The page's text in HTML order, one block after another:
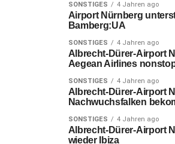
SONSTIGES 4 Jahren ago
Airport Nürnberg
Bamberg:UA
SONSTIGES 4 Jahren ago
Albrecht-Dürer-Airport
Aegean Airlines
SONSTIGES 4 Jahren ago
Albrecht-Dürer-Airport
Nachwuchsfalken
SONSTIGES 4 Jahren ago
Albrecht-Dürer-Airport
wieder Ibiza